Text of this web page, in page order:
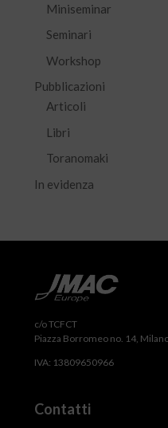
Miniseminar
Seminari
Workshop
Pubblicazioni
Articoli
Libri
Toranomaki
In evidenza
c/o TCFCT
Piazza Borromeo no. 14,
IVA: 13809650966
Contatti